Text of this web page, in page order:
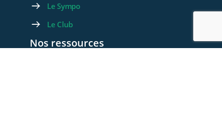
Le Sympo
Le Club
Nos ressources